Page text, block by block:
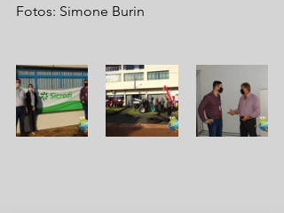
Fotos: Simone Burin